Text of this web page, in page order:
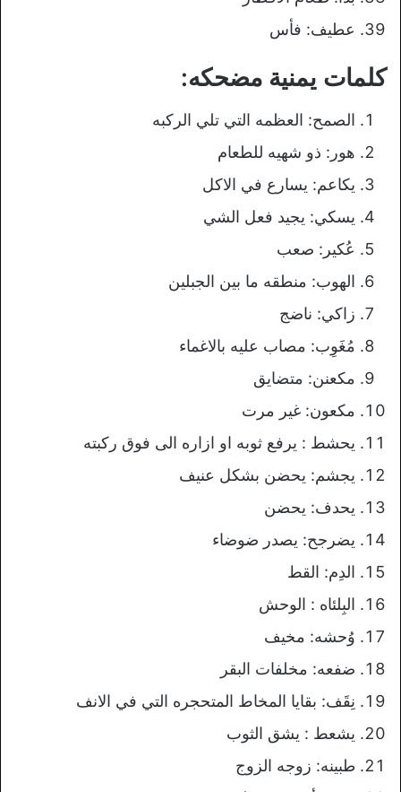
عطيف: فأس
كلمات يمنية مضحكه:
الصمح: العظمه التي تلي الركبه
هور: ذو شهيه للطعام
يكاعم: يسارع في الاكل
يسكي: يجيد فعل الشي
عُكير: صعب
الهوب: منطقه ما بين الجبلين
زاكي: ناضج
مُغَوِب: مصاب عليه بالاغماء
مكعنن: متضايق
مكعون: غير مرت
يحشط : يرفع ثوبه او ازاره الى فوق ركبته
يجشم: يحضن بشكل عنيف
يحدف: يحضن
يضرجح: يصدر ضوضاء
الدِم: القط
البِلئاه : الوحش
وُحشه: مخيف
ضفعه: مخلفات البقر
نِقَف: بقايا المخاط المتحجره التي في الانف
يشعط : يشق الثوب
طبينه: زوجه الزوج